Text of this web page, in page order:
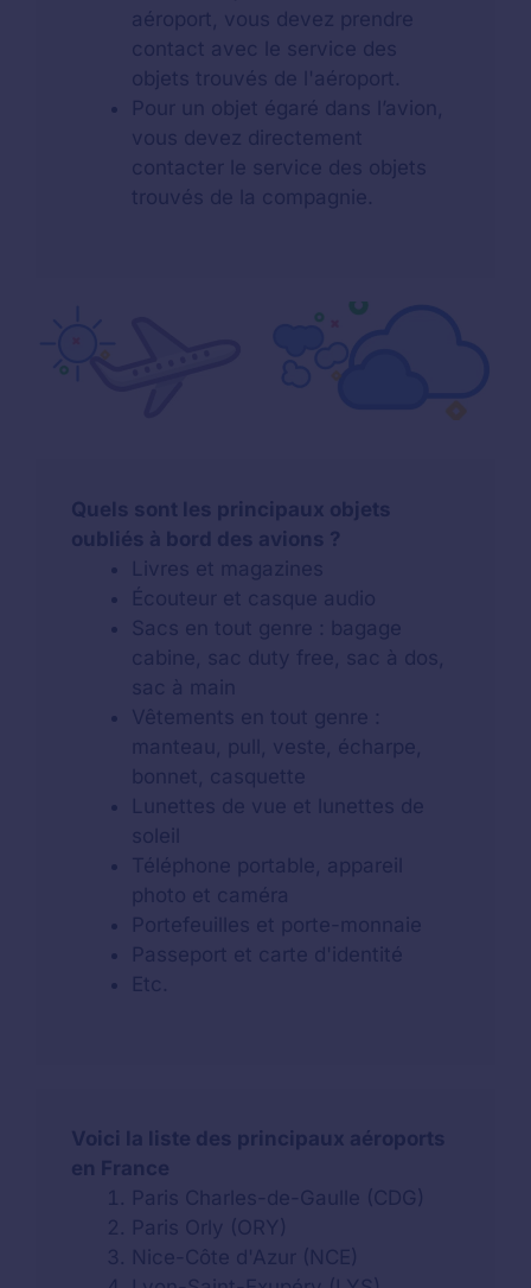
aéroport, vous devez prendre
contact avec le service des
objets trouvés de l'aéroport.
Pour un objet égaré dans l’avion,
vous devez directement
contacter le service des objets
trouvés de la compagnie.
Quels sont les principaux objets
oubliés à bord des avions ?
Livres et magazines
Écouteur et casque audio
Sacs en tout genre : bagage
cabine, sac duty free, sac à dos,
sac à main
Vêtements en tout genre :
manteau, pull, veste, écharpe,
bonnet, casquette
Lunettes de vue et lunettes de
soleil
Téléphone portable, appareil
photo et caméra
Portefeuilles et porte-monnaie
Passeport et carte d'identité
Etc.
Voici la liste des principaux aéroports
en France
Paris Charles-de-Gaulle (CDG)
Paris Orly (ORY)
Nice-Côte d'Azur (NCE)